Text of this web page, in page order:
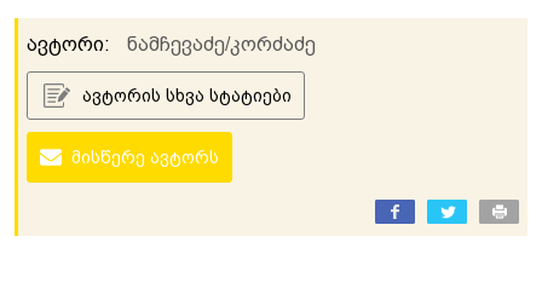
ავტორი: ნამჩევაძე/კორძაძე
ავტორის სხვა სტატიები
მისწერე ავტორს